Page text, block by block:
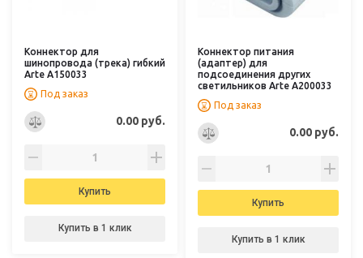
Коннектор для
шинопровода (трека) гибкий
Arte A150033
Под заказ
0.00 руб.
Купить
Купить в 1 клик
Коннектор питания
(адаптер) для
подсоединения других
светильников Arte A200033
Под заказ
0.00 руб.
Купить
Купить в 1 клик